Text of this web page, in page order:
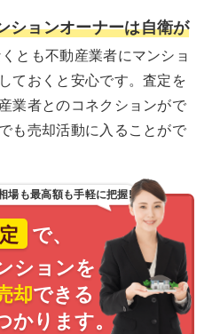
ションオーナーは自衛が
とも不動産業者にマンショ
ておくと安心です。査定を
業者とのコネクションがで
も売却活動に入ることがで
で、
ションを
却できる
かります。
場も最高額も手軽に把握!